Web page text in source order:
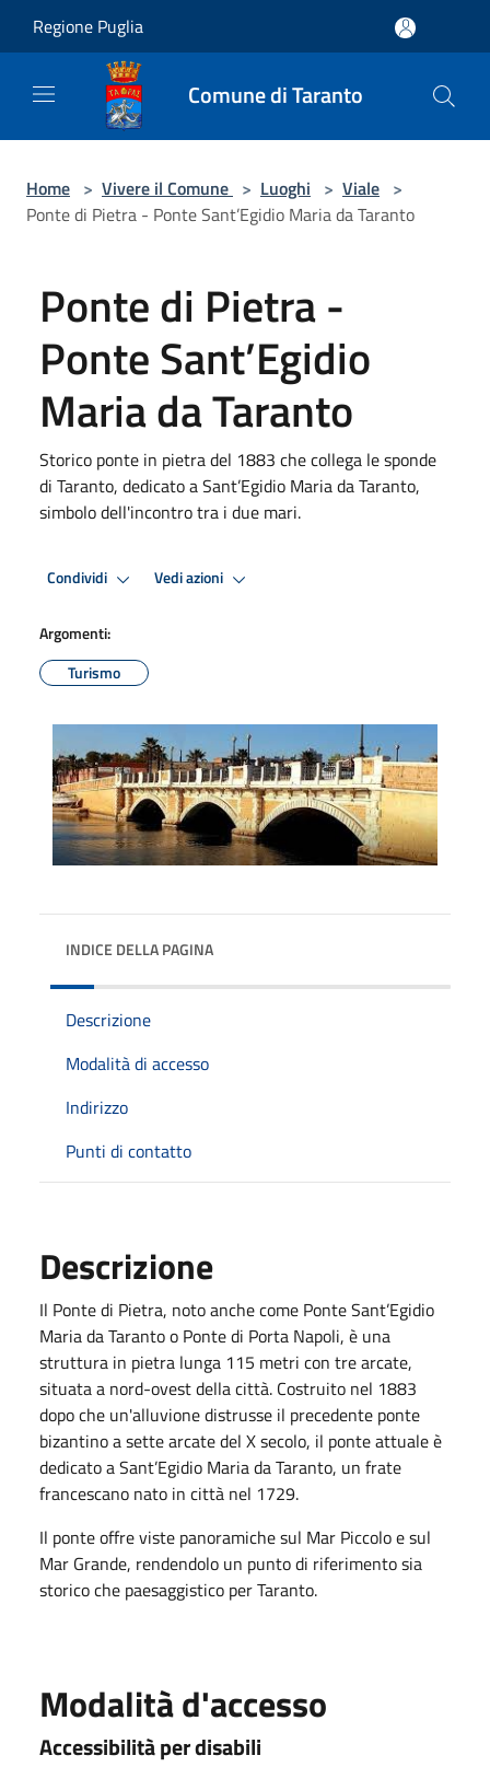
Regione Puglia
Comune di Taranto
Home > Vivere il Comune > Luoghi > Viale >
Ponte di Pietra - Ponte Sant’Egidio Maria da Taranto
Ponte di Pietra -
Ponte Sant’Egidio
Maria da Taranto
Storico ponte in pietra del 1883 che collega le sponde
di Taranto, dedicato a Sant’Egidio Maria da Taranto,
simbolo dell'incontro tra i due mari.
Condividi Vedi azioni
Argomenti:
Turismo
INDICE DELLA PAGINA
Descrizione
Modalità di accesso
Indirizzo
Punti di contatto
Descrizione
Il Ponte di Pietra, noto anche come Ponte Sant’Egidio
Maria da Taranto o Ponte di Porta Napoli, è una
struttura in pietra lunga 115 metri con tre arcate,
situata a nord-ovest della città. Costruito nel 1883
dopo che un'alluvione distrusse il precedente ponte
bizantino a sette arcate del X secolo, il ponte attuale è
dedicato a Sant’Egidio Maria da Taranto, un frate
francescano nato in città nel 1729.
Il ponte offre viste panoramiche sul Mar Piccolo e sul
Mar Grande, rendendolo un punto di riferimento sia
storico che paesaggistico per Taranto.
Modalità d'accesso
Accessibilità per disabili